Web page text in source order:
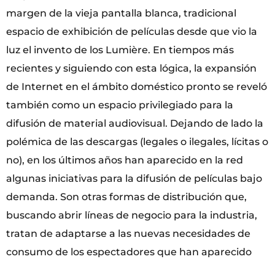
margen de la vieja pantalla blanca, tradicional
espacio de exhibición de películas desde que vio la
luz el invento de los Lumière. En tiempos más
recientes y siguiendo con esta lógica, la expansión
de Internet en el ámbito doméstico pronto se reveló
también como un espacio privilegiado para la
difusión de material audiovisual. Dejando de lado la
polémica de las descargas (legales o ilegales, lícitas o
no), en los últimos años han aparecido en la red
algunas iniciativas para la difusión de películas bajo
demanda. Son otras formas de distribución que,
buscando abrir líneas de negocio para la industria,
tratan de adaptarse a las nuevas necesidades de
consumo de los espectadores que han aparecido